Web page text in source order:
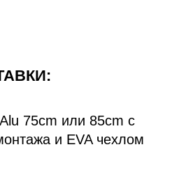
75cm или 85cm с
и EVA чехлом